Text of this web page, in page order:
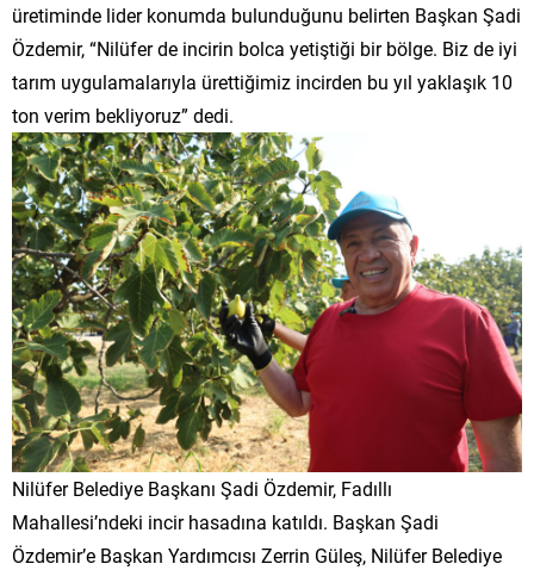
üretiminde lider konumda bulunduğunu belirten Başkan Şadi
Özdemir, “Nilüfer de incirin bolca yetiştiği bir bölge. Biz de iyi
tarım uygulamalarıyla ürettiğimiz incirden bu yıl yaklaşık 10
ton verim bekliyoruz” dedi.
Nilüfer Belediye Başkanı Şadi Özdemir, Fadıllı
Mahallesi’ndeki incir hasadına katıldı. Başkan Şadi
Özdemir’e Başkan Yardımcısı Zerrin Güleş, Nilüfer Belediye